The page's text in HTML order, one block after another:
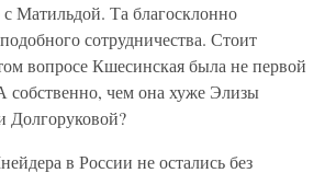
с Матильдой. Та благосклонно
сотрудничества. Стоит
вопросе Кшесинская была не первой
собственно, чем она хуже Элизы
Долгоруковой?
в России не остались без